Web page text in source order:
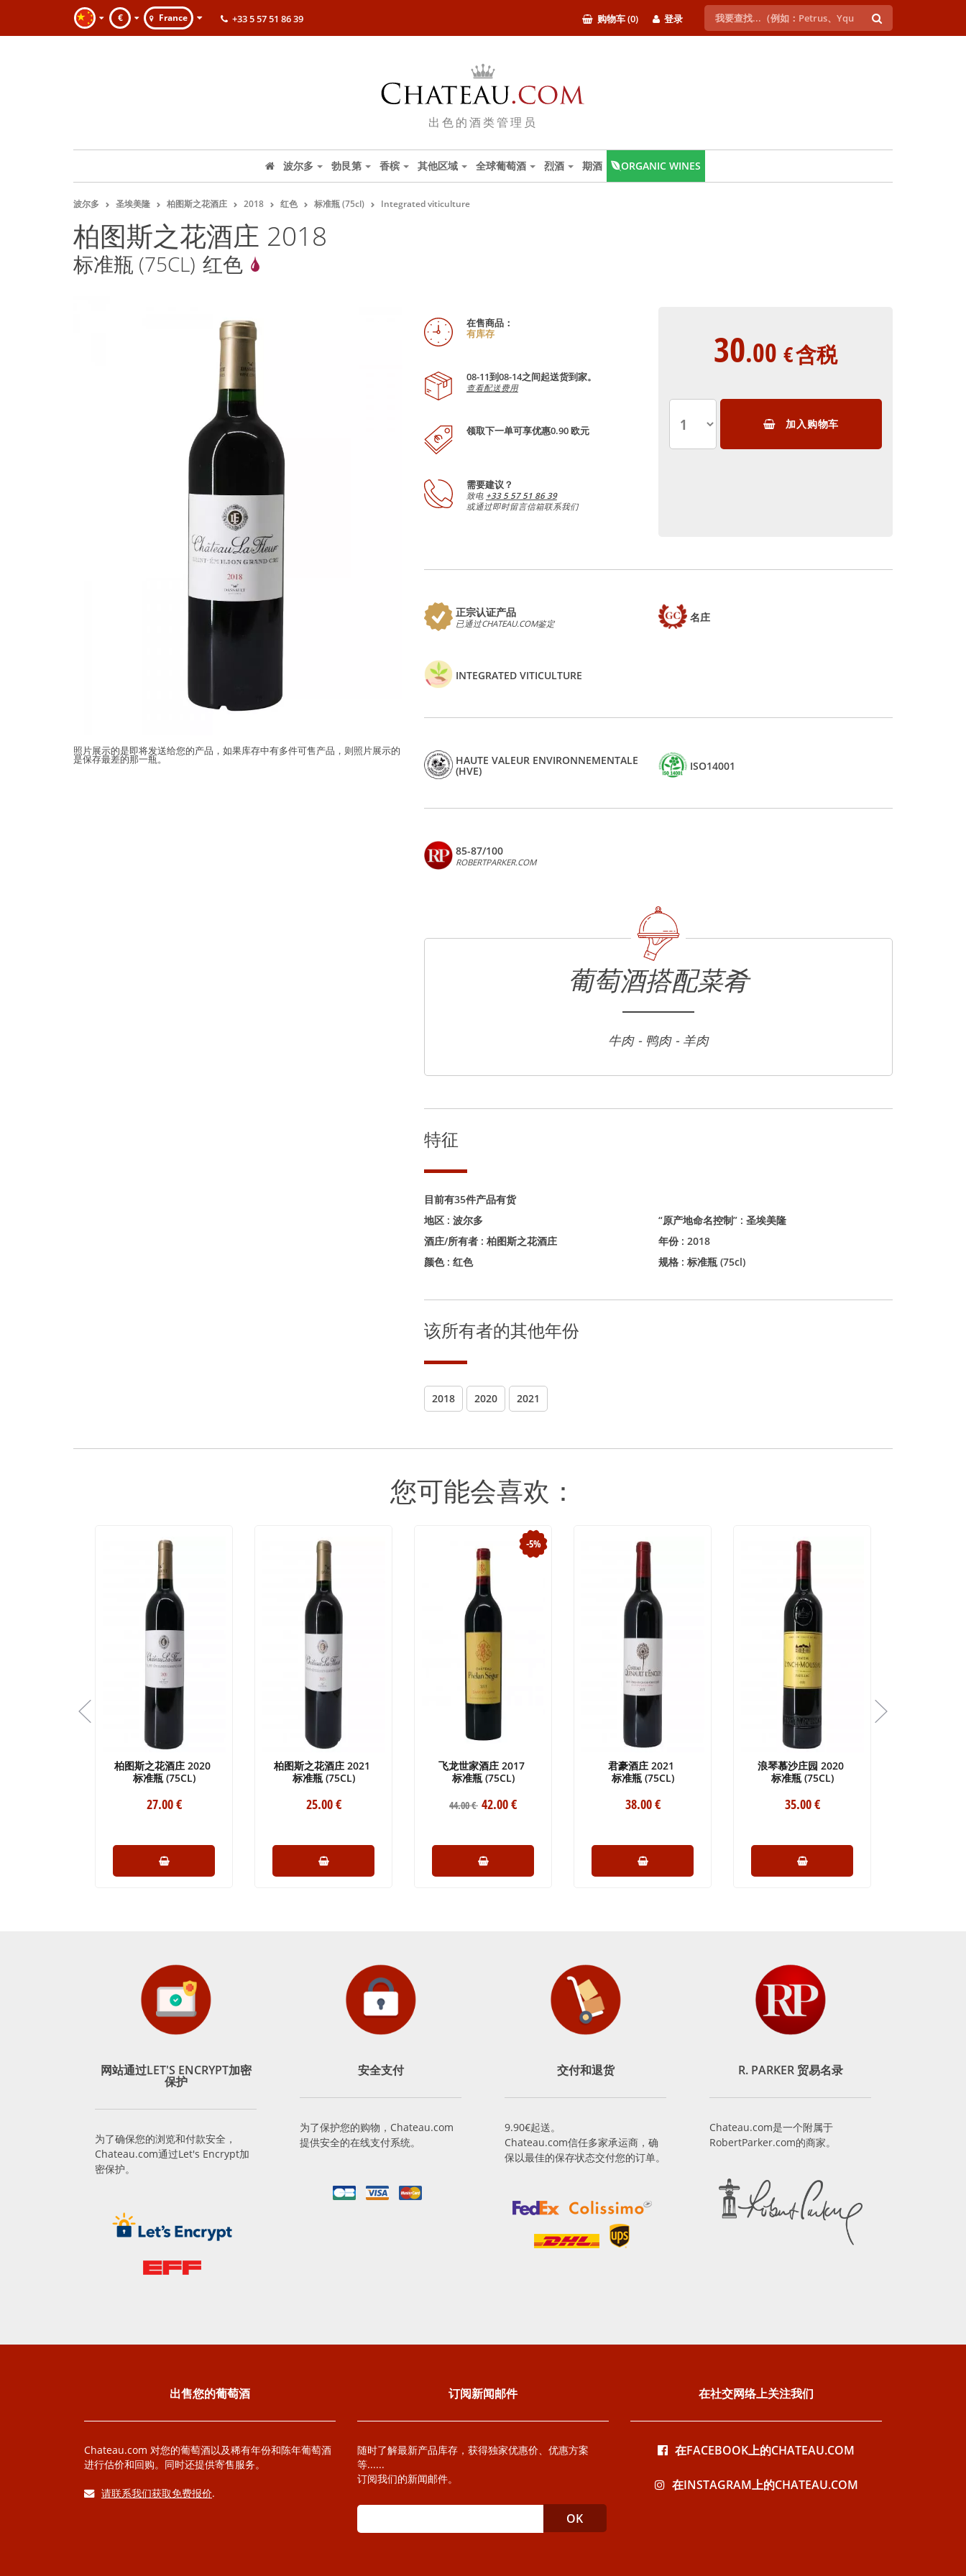
€ France 登录
购物车 (0)
+33 5 57 51 86 39
出色的酒类管理员
波尔多 勃艮第 香槟 其他区域 全球葡萄酒 烈酒 期酒 ORGANIC WINES
波尔多 圣埃美隆 柏图斯之花酒庄 2018 红色 标准瓶 (75cl) Integrated viticulture
柏图斯之花酒庄 2018
标准瓶 (75CL) 红色
照片展示的是即将发送给您的产品，如果库存中有多件可售产品，则照片展示的
是保存最差的那一瓶。
在售商品：
有库存
08-11到08-14之间起送货到家。
查看配送费用
领取下一单可享优惠0.90 欧元
需要建议？
致电 +33 5 57 51 86 39
或通过即时留言信箱联系我们
30.00 €含税
加入购物车
正宗认证产品
已通过CHATEAU.COM鉴定 名庄
INTEGRATED VITICULTURE
HAUTE VALEUR ENVIRONNEMENTALE
(HVE) ISO14001
85-87/100
ROBERTPARKER.COM
葡萄酒搭配菜肴
牛肉 - 鸭肉 - 羊肉
特征
目前有35件产品有货
地区 : 波尔多 “原产地命名控制” : 圣埃美隆
酒庄/所有者 : 柏图斯之花酒庄 年份 : 2018
颜色 : 红色 规格 : 标准瓶 (75cl)
该所有者的其他年份
2018 2020 2021
您可能会喜欢：
柏图斯之花酒庄 2020
标准瓶 (75CL)
27.00€
柏图斯之花酒庄 2021
标准瓶 (75CL)
25.00€
-5%
飞龙世家酒庄 2017
标准瓶 (75CL)
44.00€ 42.00€
君豪酒庄 2021
标准瓶 (75CL)
38.00€
浪琴慕沙庄园 2020
标准瓶 (75CL)
35.00€
网站通过LET'S ENCRYPT加密
保护
为了确保您的浏览和付款安全，
Chateau.com通过Let's Encrypt加
密保护。
安全支付
为了保护您的购物，Chateau.com
提供安全的在线支付系统。
交付和退货
9.90€起送。
Chateau.com信任多家承运商，确
保以最佳的保存状态交付您的订单。
R. PARKER 贸易名录
Chateau.com是一个附属于
RobertParker.com的商家。
出售您的葡萄酒
Chateau.com 对您的葡萄酒以及稀有年份和陈年葡萄酒
进行估价和回购。同时还提供寄售服务。
请联系我们获取免费报价.
订阅新闻邮件
随时了解最新产品库存，获得独家优惠价、优惠方案
等......
订阅我们的新闻邮件。
在社交网络上关注我们
在FACEBOOK上的CHATEAU.COM
在INSTAGRAM上的CHATEAU.COM